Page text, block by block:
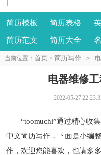
简历模板 简历表格
简历范文 简历大全
当前位置： 首页 > 简历写作 >
电器维修
2022-05-27
“toomuchi”通过精心收
中文简历写作，下面是小编
作，欢迎您能喜欢，也请多多